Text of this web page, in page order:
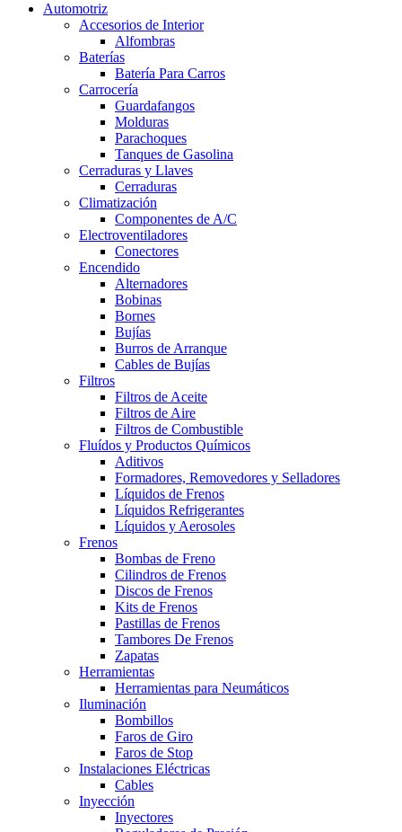
Automotriz
Accesorios de Interior
Alfombras
Baterías
Batería Para Carros
Carrocería
Guardafangos
Molduras
Parachoques
Tanques de Gasolina
Cerraduras y Llaves
Cerraduras
Climatización
Componentes de A/C
Electroventiladores
Conectores
Encendido
Alternadores
Bobinas
Bornes
Bujías
Burros de Arranque
Cables de Bujías
Filtros
Filtros de Aceite
Filtros de Aire
Filtros de Combustible
Fluídos y Productos Químicos
Aditivos
Formadores, Removedores y Selladores
Líquidos de Frenos
Líquidos Refrigerantes
Líquidos y Aerosoles
Frenos
Bombas de Freno
Cilindros de Frenos
Discos de Frenos
Kits de Frenos
Pastillas de Frenos
Tambores De Frenos
Zapatas
Herramientas
Herramientas para Neumáticos
Iluminación
Bombillos
Faros de Giro
Faros de Stop
Instalaciones Eléctricas
Cables
Inyección
Inyectores